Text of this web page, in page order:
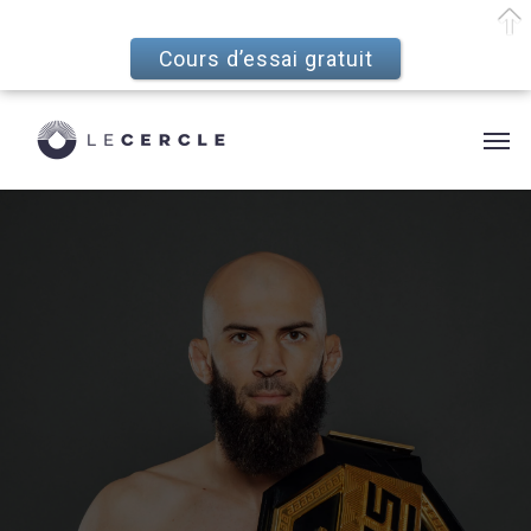
Skip
main
content
Menu
Cours d’essai gratuit